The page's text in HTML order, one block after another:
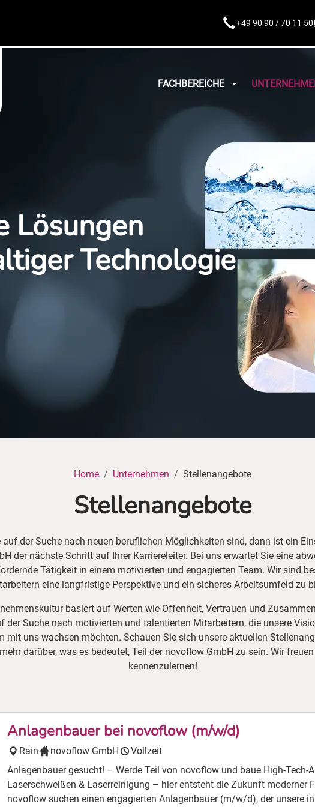
+49 90 90 / 70 11 50
FACHBEREICHE
Lösungen
Technologie
Home Unternehmen Stellenangebote
Stellenangebote
auf der Suche nach neuen beruflichen Möglichkeiten sind, dann ist ein
der nächste Schritt auf Ihrer Karriereleiter. Bei uns erwartet Sie eine
Tätigkeit in einem motivierten und engagierten Team. Wir sind
eine langfristige Perspektive und ein sicheres Arbeitsumfeld zu
basiert auf Werten wie Offenheit, Vertrauen und
der Suche nach motivierten und talentierten Mitarbeitern, die unsere
mit uns wachsen möchten. Schauen Sie sich unsere aktuellen
darüber, was es bedeutet, Teil der novoflow GmbH zu sein. Wir
kennenzulernen!
Anlagenbauer bei novoflow (m/w/d)
Rain novoflow GmbH
Vollzeit
Anlagenbauer gesucht! – Werde Teil von novoflow und baue High-Tech-Anlagen mit uns!
Laserschweißen & Laserreinigung – hier entsteht die Zukunft moderner
novoflow suchen einen engagierten Anlagenbauer (m/w/d), der unsere